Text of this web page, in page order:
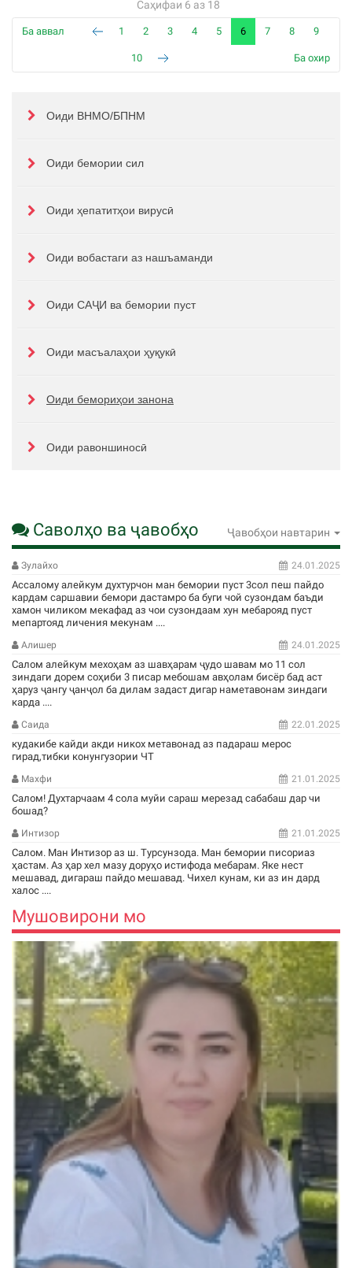
Саҳифаи 6 аз 18
Ба аввал 1 2 3 4 5 6 7 8 9
10 Ба охир
Оиди ВНМО/БПНМ
Оиди бемории сил
Оиди ҳепатитҳои вирусӣ
Оиди вобастаги аз нашъаманди
Оиди САҶИ ва бемории пуст
Оиди масъалаҳои ҳуқукӣ
Оиди бемориҳои занона
Оиди равоншиносӣ
Саволҳо ва ҷавобҳо Ҷавобҳои навтарин
Зулайхо 24.01.2025
Ассалому алейкум духтурчон ман бемории пуст 3сол пеш пайдо
кардам саршавии бемори дастамро ба буги чой сузондам баъди
хамон чиликом мекафад аз чои сузондаам хун мебарояд пуст
мепартояд личения мекунам ....
Алишер 24.01.2025
Салом алейкум мехоҳам аз шавҳарам ҷудо шавам мо 11 сол
зиндаги дорем соҳиби 3 писар мебошам авҳолам бисёр бад аст
ҳаруз ҷангу ҷанҷол ба дилам задаст дигар наметавонам зиндаги
карда ....
Саида 22.01.2025
кудакибе кайди акди никох метавонад аз падараш мерос
гирад,тибки конунгузории ЧТ
Махфи 21.01.2025
Салом! Духтарчаам 4 сола муйи сараш мерезад сабабаш дар чи
бошад?
Интизор 21.01.2025
Салом. Ман Интизор аз ш. Турсунзода. Ман бемории писориаз
ҳастам. Аз ҳар хел мазу доруҳо истифода мебарам. Яке нест
мешавад, дигараш пайдо мешавад. Чихел кунам, ки аз ин дард
халос ....
Мушовирони мо